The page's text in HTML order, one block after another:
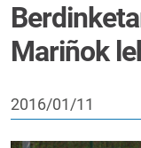
Mariñok
2016/01/11